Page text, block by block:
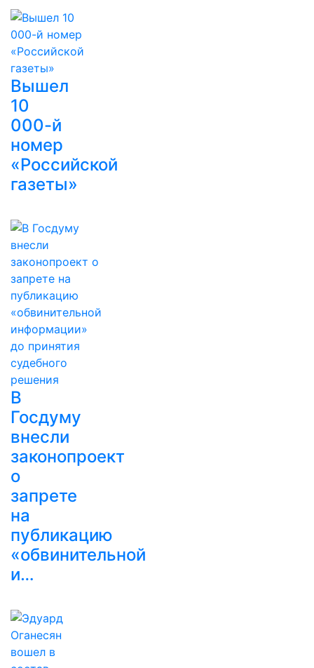
Вышел
10
000-й
номер
«Российской
газеты»
В
Госдуму
внесли
законопроект
о
запрете
на
публикацию
«обвинительной
и…